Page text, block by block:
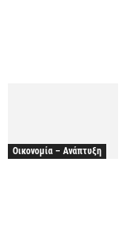
Οικονομία – Ανάπτυξη